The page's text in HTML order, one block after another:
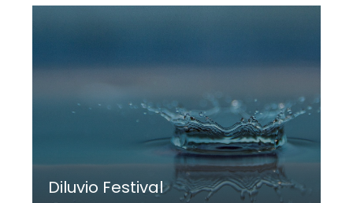
Diluvio Festival